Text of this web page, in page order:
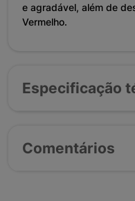
e agradável, além de
Vermelho.
Especificação
Comentários